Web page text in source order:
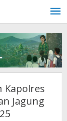
Kapolres
Jagung